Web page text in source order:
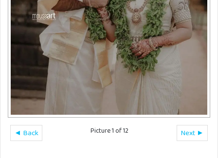
◄ Back Next ►
Picture 1 of 12